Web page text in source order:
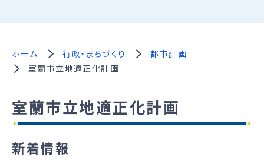
ホーム 行政・まちづくり
都市計画
室蘭市立地適正化計画
室蘭市立地適正化計画
新着情報